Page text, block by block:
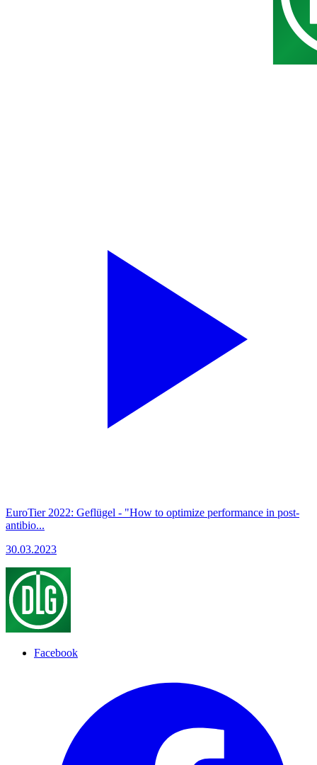
EuroTier 2022: Geflügel - "How to optimize performance in post-
antibio...
30.03.2023
Facebook